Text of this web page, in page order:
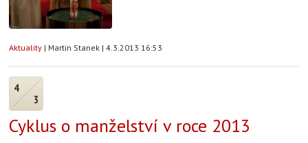
Aktuality | Martin Stanek | 4.3.2013 16:53
4
3
Cyklus o manželství v roce 2013